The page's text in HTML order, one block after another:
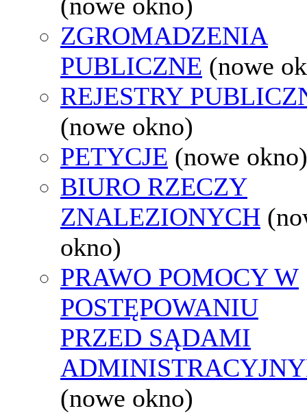
ZGROMADZENIA
PUBLICZNE (nowe
REJESTRY
(nowe okno)
PETYCJE (nowe okno)
BIURO RZECZY
ZNALEZIONYCH
okno)
PRAWO POMOCY W
POSTĘPOWANIU
PRZED SĄDAMI
(nowe okno)